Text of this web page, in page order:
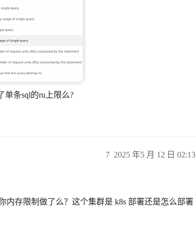
单条sql的ru上限么?
2025 年5 月 12 日 02:13
7
内存限制做了么？这个集群是 k8s 部署还是怎么部署